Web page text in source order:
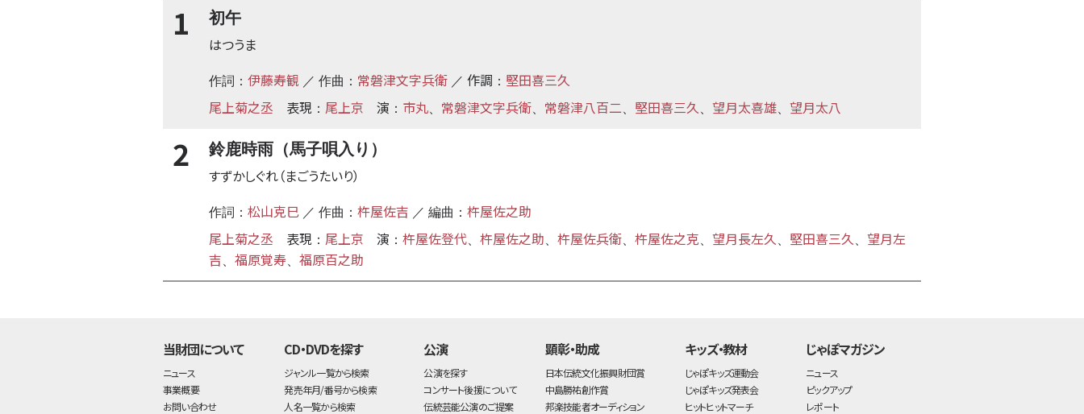
1 初午
はつうま
作詞： 伊藤寿観 ／ 作曲： 常磐津文字兵衛 ／ 作調 ： 堅田喜三久
尾上菊之丞
表現 ： 尾上京 演 ： 市丸 常磐津文字兵衛 常磐津八百二 堅田喜三久 望月太喜雄 望月太八
2 鈴鹿時雨（馬子唄入り）
すずかしぐれ（まごうたいり）
作詞： 松山克巳 ／ 作曲： 杵屋佐吉 ／ 編曲： 杵屋佐之助
尾上菊之丞
表現 ： 尾上京 演 ： 杵屋佐登代 杵屋佐之助 杵屋佐兵衛 杵屋佐之克 望月長左久 堅田喜三久
望月左
吉
福原覚寿 福原百之助
当財団について
ニュース
事業概要
お問い合わせ
CD・DVDを探す
ジャンル一覧から検索
発売年月/番号から検索
人名一覧から検索
公演
公演を探す
コンサート後援について
伝統芸能公演のご提案
顕彰・助成
日本伝統文化振興財団賞
中島勝祐創作賞
邦楽技能者オーディション
キッズ・教材
じゃぽキッズ運動会
じゃぽキッズ発表会
ヒットヒットマーチ
じゃぽマガジン
ニュース
ピックアップ
レポート